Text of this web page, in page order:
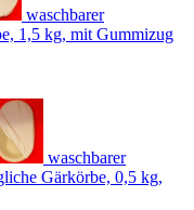
waschbarer
1,5 kg, mit Gummizug
waschbarer
Gärkörbe, 0,5 kg,